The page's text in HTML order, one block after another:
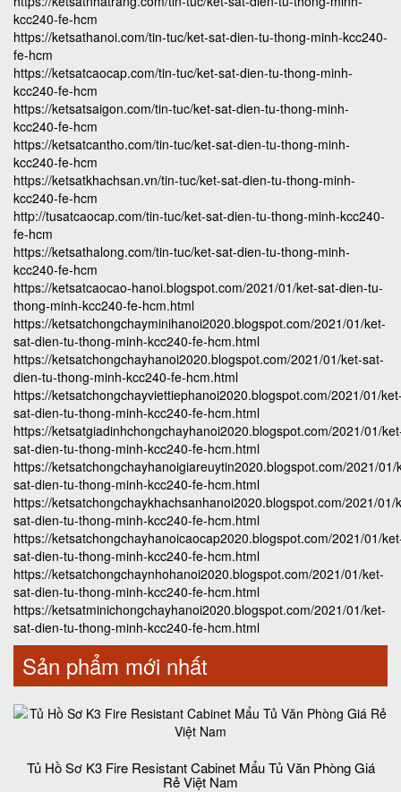
kcc240-fe-hcm
https://ketsathanoi.com/tin-tuc/ket-sat-dien-tu-thong-minh-kcc240-
fe-hcm
https://ketsatcaocap.com/tin-tuc/ket-sat-dien-tu-thong-minh-
kcc240-fe-hcm
https://ketsatsaigon.com/tin-tuc/ket-sat-dien-tu-thong-minh-
kcc240-fe-hcm
https://ketsatcantho.com/tin-tuc/ket-sat-dien-tu-thong-minh-
kcc240-fe-hcm
https://ketsatkhachsan.vn/tin-tuc/ket-sat-dien-tu-thong-minh-
kcc240-fe-hcm
http://tusatcaocap.com/tin-tuc/ket-sat-dien-tu-thong-minh-kcc240-
fe-hcm
https://ketsathalong.com/tin-tuc/ket-sat-dien-tu-thong-minh-
kcc240-fe-hcm
https://ketsatcaocao-hanoi.blogspot.com/2021/01/ket-sat-dien-tu-
thong-minh-kcc240-fe-hcm.html
https://ketsatchongchayminihanoi2020.blogspot.com/2021/01/ket-
sat-dien-tu-thong-minh-kcc240-fe-hcm.html
https://ketsatchongchayhanoi2020.blogspot.com/2021/01/ket-sat-
dien-tu-thong-minh-kcc240-fe-hcm.html
https://ketsatchongchayviettiephanoi2020.blogspot.com/2021/01/
sat-dien-tu-thong-minh-kcc240-fe-hcm.html
https://ketsatgiadinhchongchayhanoi2020.blogspot.com/2021/01/
sat-dien-tu-thong-minh-kcc240-fe-hcm.html
https://ketsatchongchayhanoigiareuytin2020.blogspot.com/2021/01/
sat-dien-tu-thong-minh-kcc240-fe-hcm.html
https://ketsatchongchaykhachsanhanoi2020.blogspot.com/2021/01/
sat-dien-tu-thong-minh-kcc240-fe-hcm.html
https://ketsatchongchayhanoicaocap2020.blogspot.com/2021/01/
sat-dien-tu-thong-minh-kcc240-fe-hcm.html
https://ketsatchongchaynhohanoi2020.blogspot.com/2021/01/ket-
sat-dien-tu-thong-minh-kcc240-fe-hcm.html
https://ketsatminichongchayhanoi2020.blogspot.com/2021/01/ket-
sat-dien-tu-thong-minh-kcc240-fe-hcm.html
Sản phẩm mới nhất
Tủ Hồ Sơ K3 Fire Resistant Cabinet Mẩu Tủ Văn Phòng Giá
Rẻ Việt Nam